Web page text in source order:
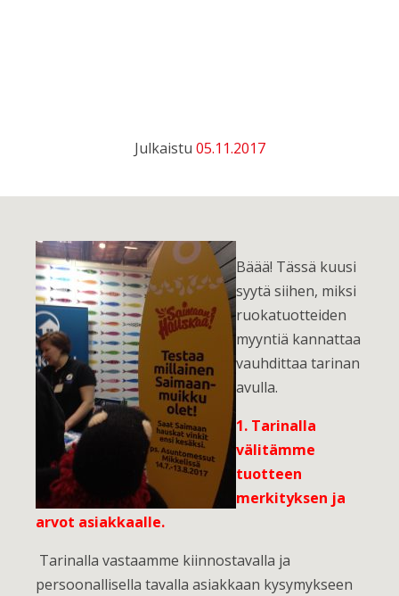
Julkaistu 05.11.2017
Bäää! Tässä kuusi
syytä siihen, miksi
ruokatuotteiden
myyntiä kannattaa
vauhdittaa tarinan
avulla.
1. Tarinalla
välitämme
tuotteen
merkityksen ja
arvot asiakkaalle.
Tarinalla vastaamme kiinnostavalla ja
persoonallisella tavalla asiakkaan kysymykseen